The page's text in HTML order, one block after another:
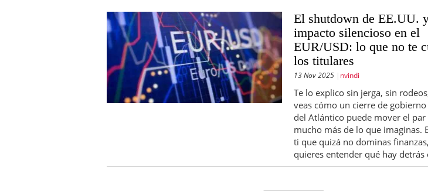
El shutdown de EE.UU.
impacto silencioso en el
EUR/USD: lo que no te
los titulares
13 Nov 2025 nvindi
Te lo explico sin jerga, sin
veas cómo un cierre de
del Atlántico puede mover el
mucho más de lo que imaginas.
ti que quizá no dominas
quieres entender qué hay detrás